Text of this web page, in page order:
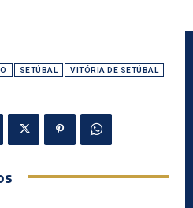
SETÚBAL VITÓRIA DE SETÚBAL